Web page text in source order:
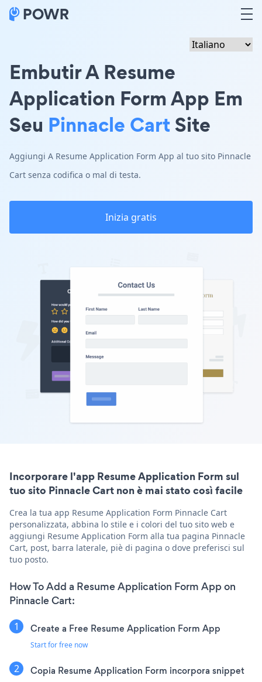
Embutir A Resume
Application Form App Em
Seu Pinnacle CartSite
Aggiungi A Resume Application Form App al tuo sito Pinnacle
Cart senza codifica o mal di testa.
Inizia gratis
Incorporare l'app Resume Application Form sul
tuo sito Pinnacle Cart non è mai stato così facile
Crea la tua app Resume Application Form Pinnacle Cart
personalizzata, abbina lo stile e i colori del tuo sito web e
aggiungi Resume Application Form alla tua pagina Pinnacle
Cart, post, barra laterale, piè di pagina o dove preferisci sul
tuo posto.
How To Add a Resume Application Form App on
Pinnacle Cart:
Create a Free Resume Application Form App
Start for free now
Copia Resume Application Form incorpora snippet